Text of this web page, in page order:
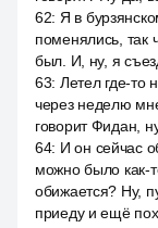
62: Я в
поменялись, так
был. И, ну, я
63: Летел где-то
через неделю
говорит Фидан,
64: И он сейчас
можно было как-
обижается? Ну,
приеду и ещё